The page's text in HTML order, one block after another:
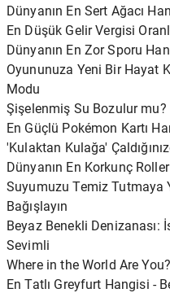
Dünyanın En Sert Ağacı
En Düşük Gelir Vergisi
Dünyanın En Zor Sporu
Oyununuza Yeni Bir Hayat
Modu
Şişelenmiş Su Bozulur mu?
En Güçlü Pokémon Kartı
'Kulaktan Kulağa'
Dünyanın En Korkunç
Suyumuzu Temiz Tutmaya
Bağışlayın
Beyaz Benekli Denizanası:
Sevimli
Where in the World Are
En Tatlı Greyfurt Hangisi -